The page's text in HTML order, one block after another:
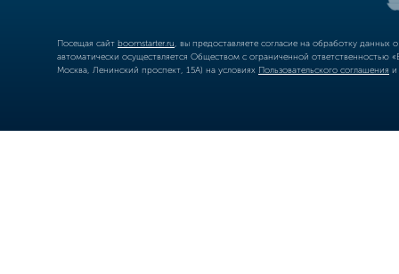
Посещая сайт boomstarter.ru , вы предоставляете согласие на обработку
автоматически осуществляется Обществом с ограниченной
Москва, Ленинский проспект, 15А) на условиях Пользовательского соглашения и